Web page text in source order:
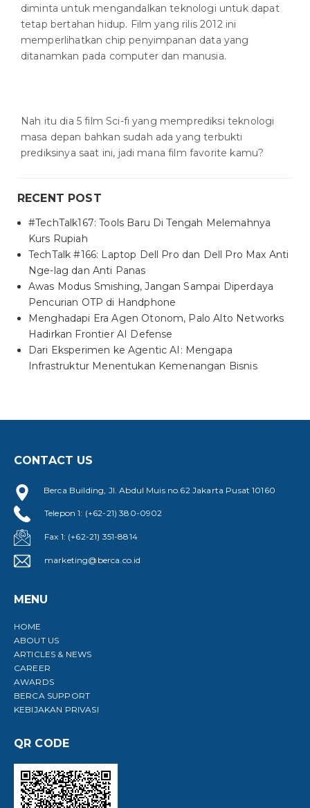
diminta untuk mengandalkan teknologi untuk dapat
tetap bertahan hidup. Film yang rilis 2012 ini
memperlihatkan chip penyimpanan data yang
ditanamkan pada computer dan manusia.
Nah itu dia 5 film Sci-fi yang memprediksi teknologi
masa depan bahkan sudah ada yang terbukti
prediksinya saat ini, jadi mana film favorite kamu?
RECENT POST
#TechTalk167: Tools Baru Di Tengah Melemahnya
Kurs Rupiah
TechTalk #166: Laptop Dell Pro dan Dell Pro Max Anti
Nge-lag dan Anti Panas
Awas Modus Smishing, Jangan Sampai Diperdaya
Pencurian OTP di Handphone
Menghadapi Era Agen Otonom, Palo Alto Networks
Hadirkan Frontier AI Defense
Dari Eksperimen ke Agentic AI: Mengapa
Infrastruktur Menentukan Kemenangan Bisnis
CONTACT US
Berca Building, Jl. Abdul Muis no.62 Jakarta Pusat 10160
Telepon 1: (+62-21) 380-0902
Fax 1: (+62-21) 351-8814
marketing@berca.co.id
MENU
HOME
ABOUT US
ARTICLES & NEWS
CAREER
AWARDS
BERCA SUPPORT
KEBIJAKAN PRIVASI
QR CODE